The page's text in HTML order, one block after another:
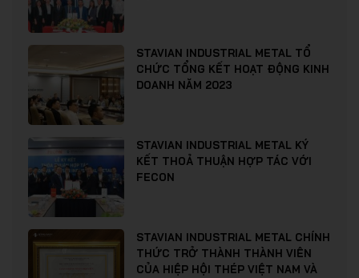
STAVIAN INDUSTRIAL METAL TỔ
CHỨC TỔNG KẾT HOẠT ĐỘNG KINH
DOANH NĂM 2023
STAVIAN INDUSTRIAL METAL KÝ
KẾT THOẢ THUẬN HỢP TÁC VỚI
FECON
STAVIAN INDUSTRIAL METAL CHÍNH
THỨC TRỞ THÀNH THÀNH VIÊN
CỦA HIỆP HỘI THÉP VIỆT NAM VÀ